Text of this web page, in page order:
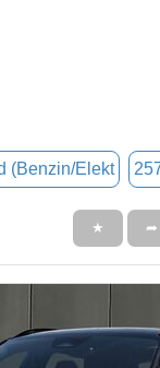
(Benzin/Elekt
★ ➦